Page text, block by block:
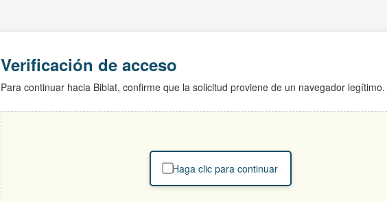
Verificación de acceso
Para continuar hacia Biblat, confirme que la solicitud proviene de un navegador legítimo.
Haga clic para continuar